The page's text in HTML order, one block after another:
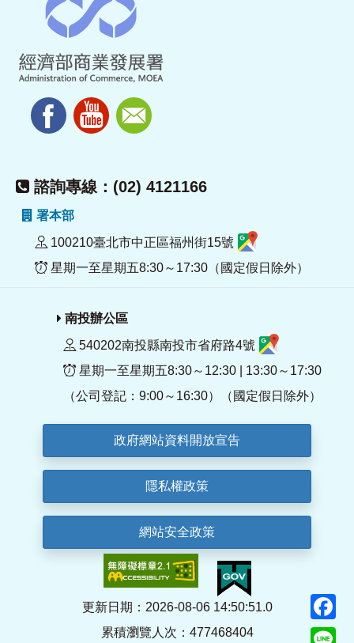
諮詢專線：(02) 4121166
署本部
100210臺北市中正區福州街15號
星期一至星期五8:30～17:30（國定假日除外）
南投辦公區
540202南投縣南投市省府路4號
星期一至星期五8:30～12:30 | 13:30～17:30
（公司登記：9:00～16:30）（國定假日除外）
政府網站資料開放宣告
隱私權政策
網站安全政策
更新日期：2026-08-06 14:50:51.0
累積瀏覽人次：477468404